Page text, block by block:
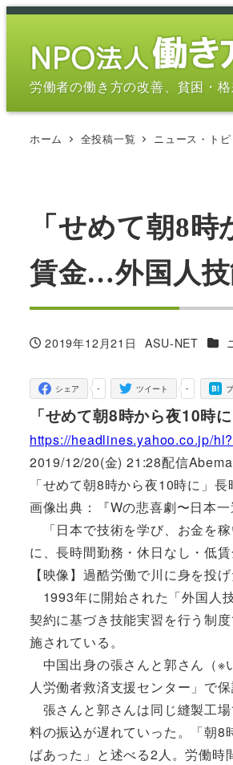
メ
労働者の働き方の改善、貧困・
ホーム 全投稿一覧 ニュース・ト
「せめて朝8
賃金…外国人技
投稿日
2019年12月21日
著
ASU-NET カ
-
シェア -
ツイート
「せめて朝8時から夜10時
https://headlines.yahoo.co.jp/
2019/12/20(金) 21:28配信
「せめて朝8時から夜10時に」
画像出典：『Wの悲喜劇〜日本
「日本で技術を学び、お金を
に、長時間勤務・休日なし・低
【映像】過酷労働で川に身を投
1993年に開始された「外国人
契約に基づき技能実習を行う制
施されている。
中国出身の張さんと郭さん（※
人労働者救済支援センター」で
張さんと郭さんは同じ縫製工
料の振込が遅れていった。「朝
ばあった」と述べる2人。労働